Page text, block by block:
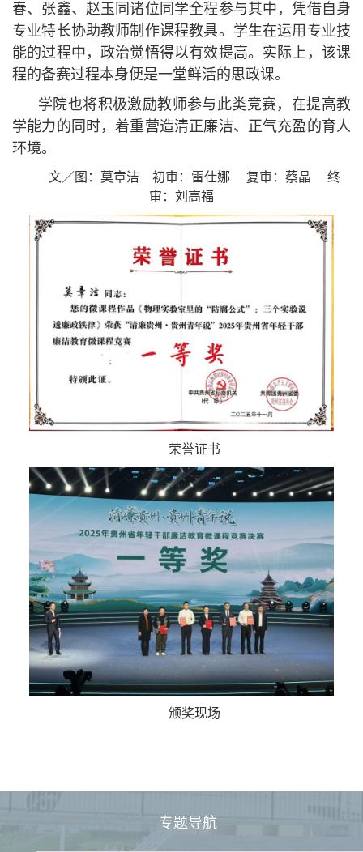
春、张鑫、赵玉同诸位同学全程参与其中，凭借自身
专业特长协助教师制作课程教具。学生在运用专业技
能的过程中，政治觉悟得以有效提高。实际上，该课
程的备赛过程本身便是一堂鲜活的思政课。
学院也将积极激励教师参与此类竞赛，在提高教
学能力的同时，着重营造清正廉洁、正气充盈的育人
环境。
文／图：莫章洁 初审：雷仕娜 复审：蔡晶
终
审：刘高福
荣誉证书
颁奖现场
专题导航